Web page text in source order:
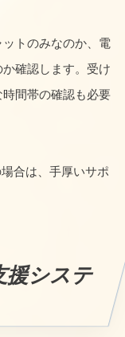
トのみなのか、電
確認します。受け
間帯の確認も必要
合は、手厚いサポ
援システ